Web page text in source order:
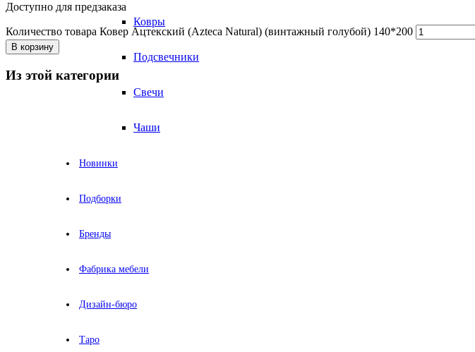
Ковры
Подсвечники
Свечи
Чаши
Новинки
Подборки
Бренды
Фабрика мебели
Дизайн-бюро
Таро
Доступно для предзаказа
Количество товара Ковер Ацтекский (Azteca Natural) (винтажный голубой) 140*200
В корзину
Из этой категории